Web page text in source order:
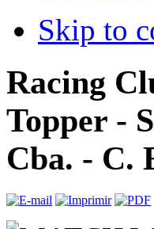
Skip to
Racing
Topper -
Cba. - C.